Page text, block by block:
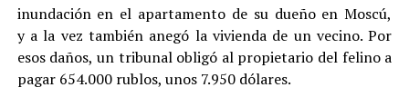
inundación en el apartamento de su dueño en Moscú,
y a la vez también anegó la vivienda de un vecino. Por
esos daños, un tribunal obligó al propietario del felino a
pagar 654.000 rublos, unos 7.950 dólares.